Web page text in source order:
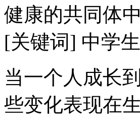
健康的共同体中
[关键词] 中学
当一个人成长
些变化表现在